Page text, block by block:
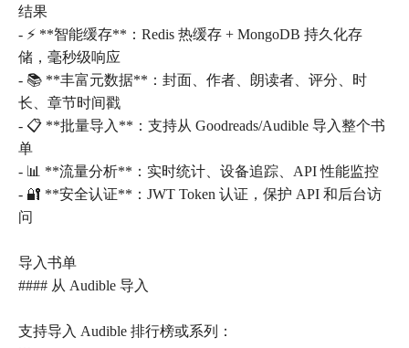
结果
- ⚡ **智能缓存**：Redis 热缓存 + MongoDB 持久化存
储，毫秒级响应
- 📚 **丰富元数据**：封面、作者、朗读者、评分、时
长、章节时间戳
- 📋 **批量导入**：支持从 Goodreads/Audible 导入整个书
单
- 📊 **流量分析**：实时统计、设备追踪、API 性能监控
- 🔐 **安全认证**：JWT Token 认证，保护 API 和后台访
问
导入书单
#### 从 Audible 导入
支持导入 Audible 排行榜或系列：